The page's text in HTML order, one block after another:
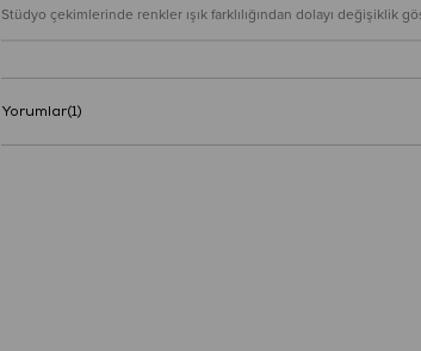
Stüdyo çekimlerinde renkler ışık farklılığından dolayı değişiklik
Yorumlar(1)